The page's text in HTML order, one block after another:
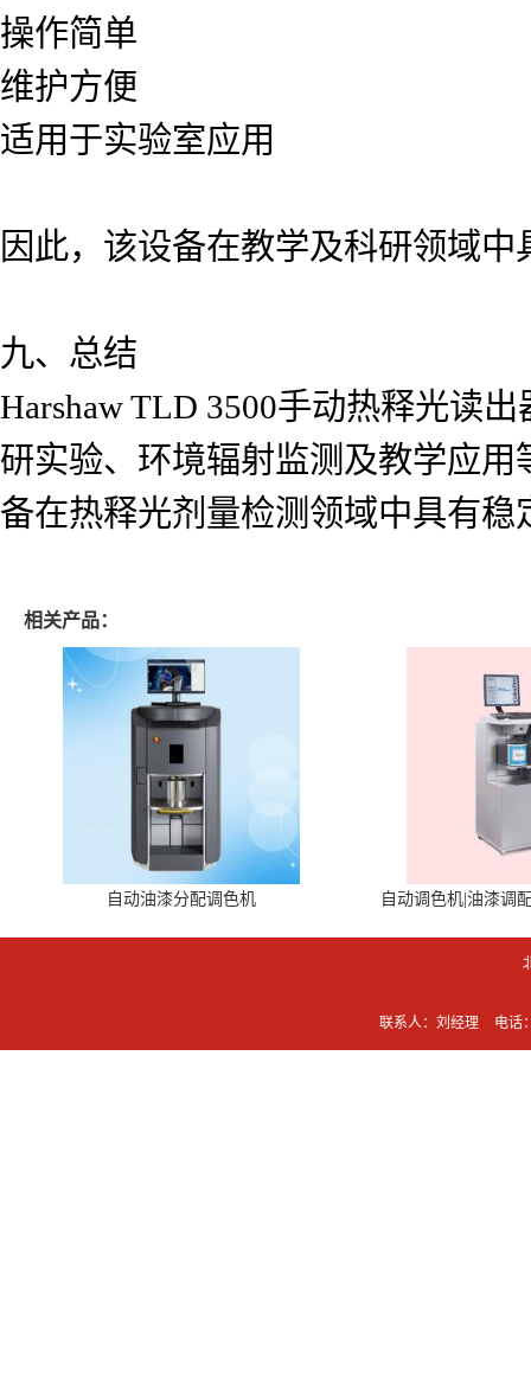
操作简单
维护方便
适用于实验室应用
因此，该设备在教学及科研领域
九、总结
Harshaw TLD 3500手动热释光读
研实验、环境辐射监测及教学应
备在热释光剂量检测领域中具有
相关产品：
自动油漆分配调色机 自动调色机|油漆调
联系人：刘经理 电话